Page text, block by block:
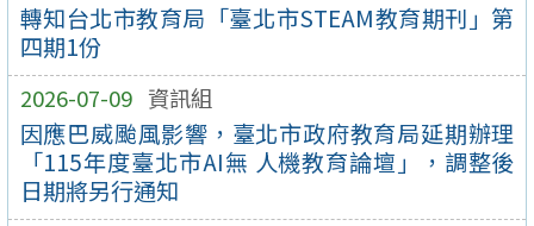
轉知台北市教育局「臺北市STEAM教育期刊」第
四期1份
2026-07-09 資訊組
因應巴威颱風影響，臺北市政府教育局延期辦理
「115年度臺北市AI無 人機教育論壇」，調整後
日期將另行通知